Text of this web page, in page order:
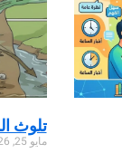
تلوث
مايو 25, 2026